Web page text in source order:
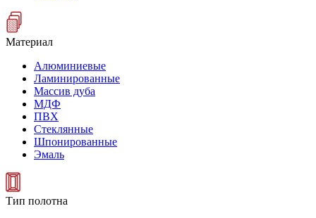
Материал
Алюминиевые
Ламинированные
Массив дуба
МДФ
ПВХ
Стеклянные
Шпонированные
Эмаль
Тип полотна